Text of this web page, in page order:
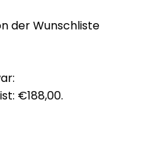
der Wunschliste
€188,00.